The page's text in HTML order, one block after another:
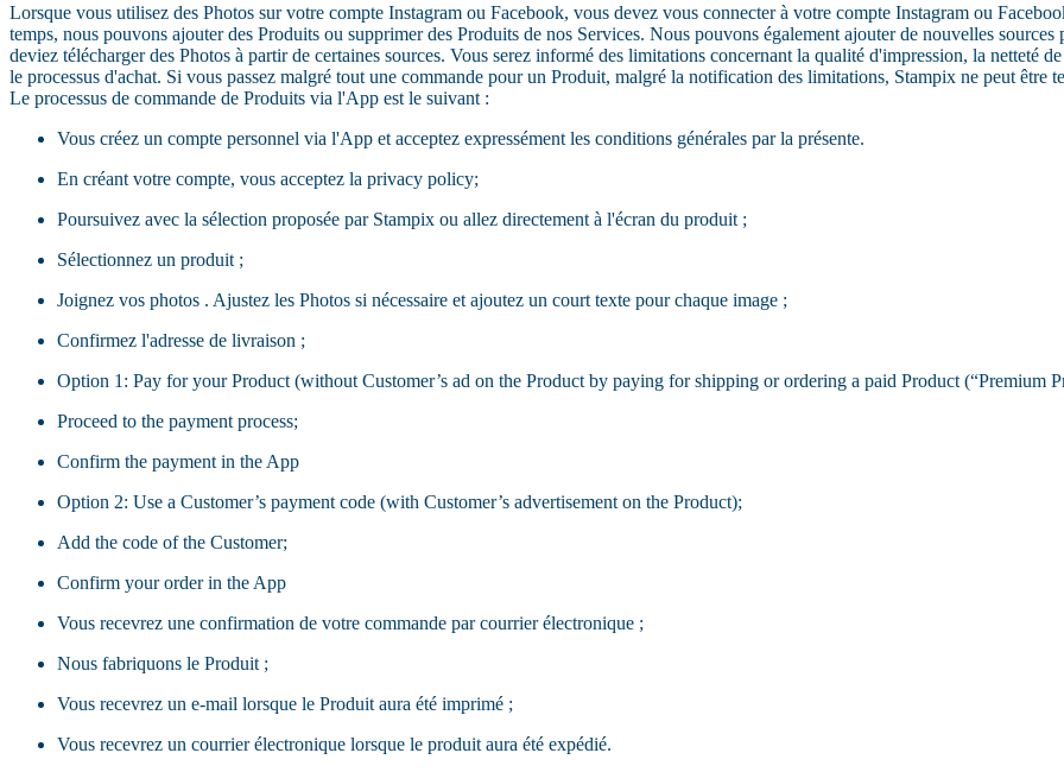
Lorsque vous utilisez des Photos sur votre compte Instagram ou Facebook, vous devez vous connecter à votre compte Instagram ou
temps, nous pouvons ajouter des Produits ou supprimer des Produits de nos Services. Nous pouvons également ajouter de nouvelles
deviez télécharger des Photos à partir de certaines sources. Vous serez informé des limitations concernant la qualité d'impression, la netteté
le processus d'achat. Si vous passez malgré tout une commande pour un Produit, malgré la notification des limitations, Stampix ne peut être
Le processus de commande de Produits via l'App est le suivant :
Vous créez un compte personnel via l'App et acceptez expressément les conditions générales par la présente.
En créant votre compte, vous acceptez la privacy policy;
Poursuivez avec la sélection proposée par Stampix ou allez directement à l'écran du produit ;
Sélectionnez un produit ;
Joignez vos photos . Ajustez les Photos si nécessaire et ajoutez un court texte pour chaque image ;
Confirmez l'adresse de livraison ;
Option 1: Pay for your Product (without Customer’s ad on the Product by paying for shipping or ordering a paid Product (“Premium
Proceed to the payment process;
Confirm the payment in the App
Option 2: Use a Customer’s payment code (with Customer’s advertisement on the Product);
Add the code of the Customer;
Confirm your order in the App
Vous recevrez une confirmation de votre commande par courrier électronique ;
Nous fabriquons le Produit ;
Vous recevrez un e-mail lorsque le Produit aura été imprimé ;
Vous recevrez un courrier électronique lorsque le produit aura été expédié.